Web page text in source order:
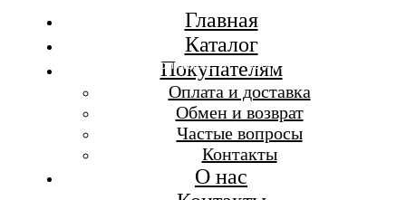
Бесплатная доставка при заказе от 7 000 р.
Главная
Каталог
Покупателям
Оплата и доставка
Обмен и возврат
Частые вопросы
Контакты
О нас